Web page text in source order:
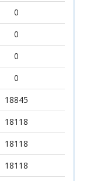
0
0
0
0
18845
18118
18118
18118